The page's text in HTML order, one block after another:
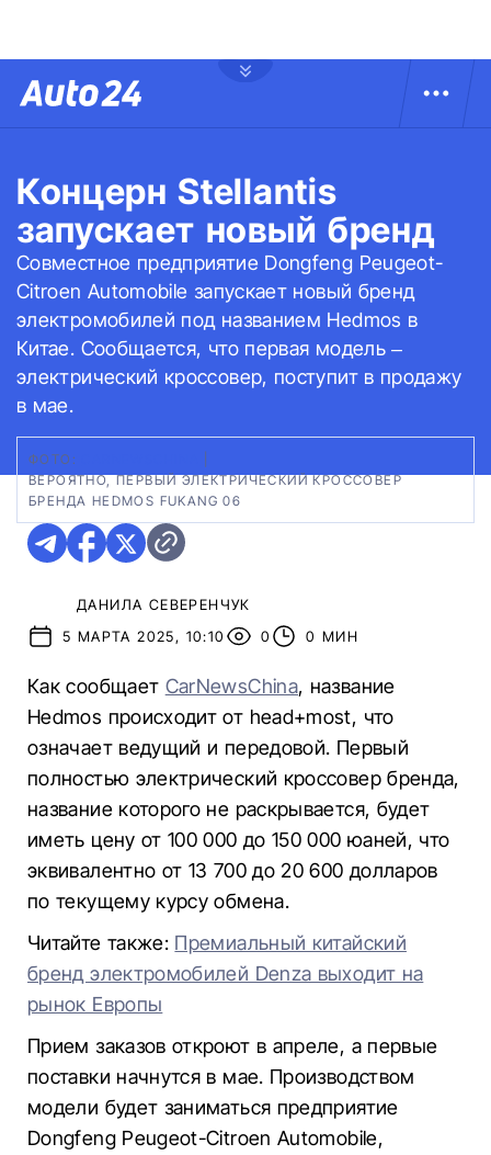
Концерн Stellantis
запускает новый бренд
Совместное предприятие Dongfeng Peugeot-
Citroen Automobile запускает новый бренд
электромобилей под названием Hedmos в
Китае. Сообщается, что первая модель –
электрический кроссовер, поступит в продажу
в мае.
ФОТО:
ВЕРОЯТНО, ПЕРВЫЙ ЭЛЕКТРИЧЕСКИЙ КРОССОВЕР
БРЕНДА HEDMOS FUKANG 06
ДАНИЛА СЕВЕРЕНЧУК
5 МАРТА 2025, 10:10
0 0 МИН
Как сообщает CarNewsChina, название
Hedmos происходит от head+most, что
означает ведущий и передовой. Первый
полностью электрический кроссовер бренда,
название которого не раскрывается, будет
иметь цену от 100 000 до 150 000 юаней, что
эквивалентно от 13 700 до 20 600 долларов
по текущему курсу обмена.
Читайте также: Премиальный китайский
бренд электромобилей Denza выходит на
рынок Европы
Прием заказов откроют в апреле, а первые
поставки начнутся в мае. Производством
модели будет заниматься предприятие
Dongfeng Peugeot-Citroen Automobile,